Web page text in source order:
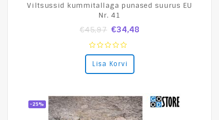
Viltsussid kummitallaga punased suurus EU
Nr. 41
€45,97 €34,48
0
out
of
Lisa Korvi
-25%